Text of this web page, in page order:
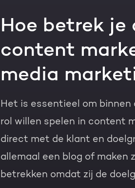
Hoe betrek je
content
media
Het is essentieel om
rol willen spelen in content
direct met de klant en
allemaal een blog of
betrekken omdat zij de